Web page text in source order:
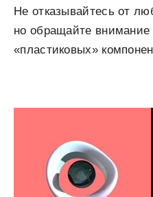
Не отказывайтесь от
но обращайте внимание
«пластиковых»